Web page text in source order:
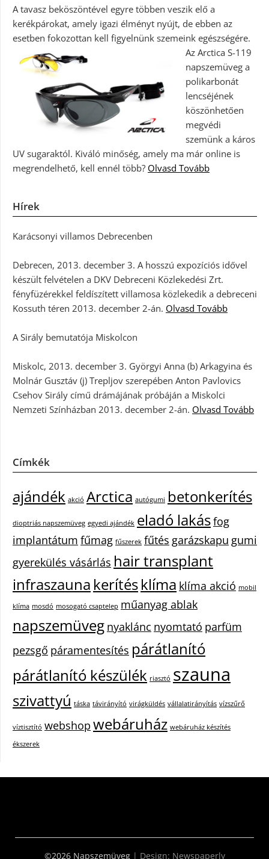
A tavasz beköszöntével egyre többen veszik elő a
kerékpárokat, amely igazi élményt nyújt, de ebben az
esetben fokozottan kell figyelnünk szemeink egészségére.
Az Arctica S-119
napszemüveg a
polikarbonát
lencséjének
köszönhetően
megvédi
szemünk a káros
UV sugaraktól. Kiváló minőség, amely ma már online is
megrendelhető, kell ennél több? Olvasd Tovább
Hírek
Karácsonyi villamos Debrecenben
Debrecen, 2013. december 3. A hosszú expozíciós idővel
készült felvételen a DKV Debreceni Közlekedési Zrt.
fényfüzérekkel feldíszített villamosa közlekedik a debreceni
Kossuth téren 2013. december 2-án. Olvasd Tovább
A Sirály bemutatója Miskolcon
Miskolc, 2013. december 3. Györgyi Anna (b) Arkagyina és
Molnár Gusztáv (j) Trepljov szerepében Anton Pavlovics
Csehov Sirály című drámájának próbáján a Miskolci
Nemzeti Színházban 2013. december 2-án. Olvasd Tovább
Címkék
ajándék akció Arctica autógumi betonkerítés
dioptriás napszemüveg egyedi ajándék eladó lakásfog
implantátum fűmag fűszerek fűtés garázskapu gumi
gyerekülés vásárlás hair transplant
infraszauna kerítésklíma klíma akció mobil
klíma mosdó mosogató csaptelep műanyag ablak
napszemüveg nyaklánc nyomtató parfüm
pezsgő páramentesítés párátlanító
párátlanító készülék riasztó szauna
szivattyú táska távirányító virágküldés vállalatirányítás vízszűrő
víztisztító webshop webáruház webáruház készítés
ékszerek
©2026 Napszemüveg | Design: Newspaperly